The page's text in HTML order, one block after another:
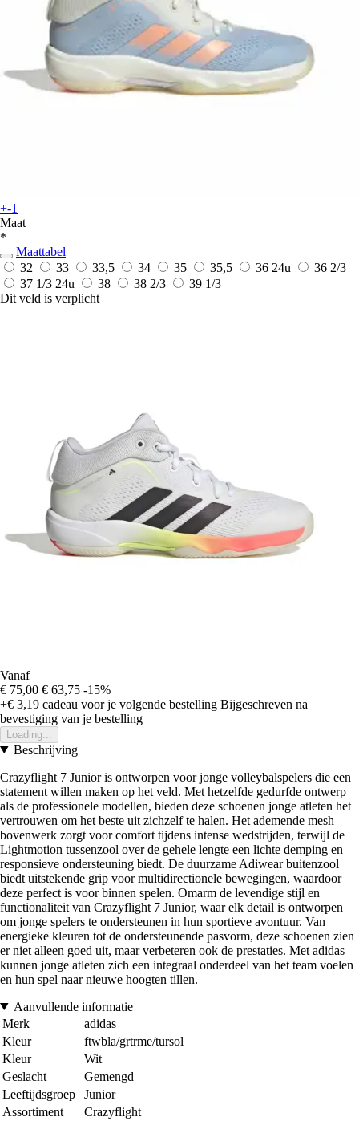
+-1
Maat
*
Maattabel
32
33 33,5 34 35 35,5 36 24u
36 2/3
37 1/3 24u 38 38 2/3
39 1/3
Dit veld is verplicht
Vanaf
€ 75,00 € 63,75 -15%
+€ 3,19 cadeau voor je volgende bestelling Bijgeschreven na
bevestiging van je bestelling
Loading...
Beschrijving
Crazyflight 7 Junior is ontworpen voor jonge volleybalspelers die een
statement willen maken op het veld. Met hetzelfde gedurfde ontwerp
als de professionele modellen, bieden deze schoenen jonge atleten het
vertrouwen om het beste uit zichzelf te halen. Het ademende mesh
bovenwerk zorgt voor comfort tijdens intense wedstrijden, terwijl de
Lightmotion tussenzool over de gehele lengte een lichte demping en
responsieve ondersteuning biedt. De duurzame Adiwear buitenzool
biedt uitstekende grip voor multidirectionele bewegingen, waardoor
deze perfect is voor binnen spelen. Omarm de levendige stijl en
functionaliteit van Crazyflight 7 Junior, waar elk detail is ontworpen
om jonge spelers te ondersteunen in hun sportieve avontuur. Van
energieke kleuren tot de ondersteunende pasvorm, deze schoenen zien
er niet alleen goed uit, maar verbeteren ook de prestaties. Met adidas
kunnen jonge atleten zich een integraal onderdeel van het team voelen
en hun spel naar nieuwe hoogten tillen.
Aanvullende informatie
Merk
adidas
Kleur
ftwbla/grtrme/tursol
Kleur
Wit
Geslacht
Gemengd
Leeftijdsgroep
Junior
Assortiment
Crazyflight